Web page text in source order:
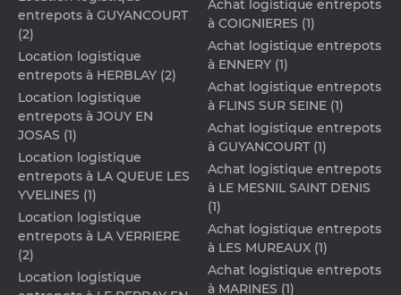
entrepots à GUYANCOURT
(2)
Location logistique
entrepots à HERBLAY (2)
Location logistique
entrepots à JOUY EN
JOSAS (1)
Location logistique
entrepots à LA QUEUE LES
YVELINES (1)
Location logistique
entrepots à LA VERRIERE
(2)
Location logistique
Achat logistique entrepots
à COIGNIERES (1)
Achat logistique entrepots
à ENNERY (1)
Achat logistique entrepots
à FLINS SUR SEINE (1)
Achat logistique entrepots
à GUYANCOURT (1)
Achat logistique entrepots
à LE MESNIL SAINT DENIS
(1)
Achat logistique entrepots
à LES MUREAUX (1)
Achat logistique entrepots
à MARINES (1)